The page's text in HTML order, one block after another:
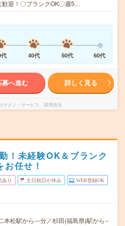
迎！〇ブランクOK〇週5…
40代 50代 60代
募へ進む 詳しく見る
テクノ・サービス 採用担当
！未経験OK＆ブランク
任せ！
あり 土日祝日が休み WEB登録OK
本松駅から---分／杉田(福島県)駅から--